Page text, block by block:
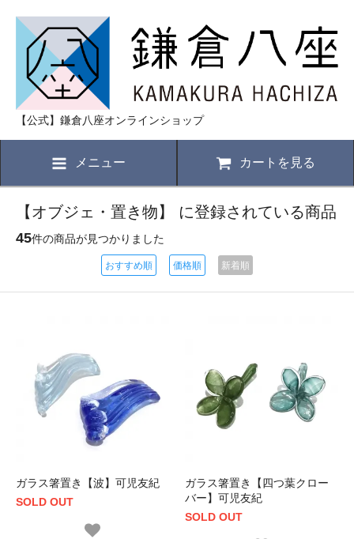
【公式】鎌倉八座オンラインショップ
メニュー カートを見る
【オブジェ・置き物】 に登録されている商品
45件の商品が見つかりました
おすすめ順 価格順 新着順
ガラス箸置き【波】可児友紀
SOLD OUT
ガラス箸置き【四つ葉クロー
バー】可児友紀
SOLD OUT